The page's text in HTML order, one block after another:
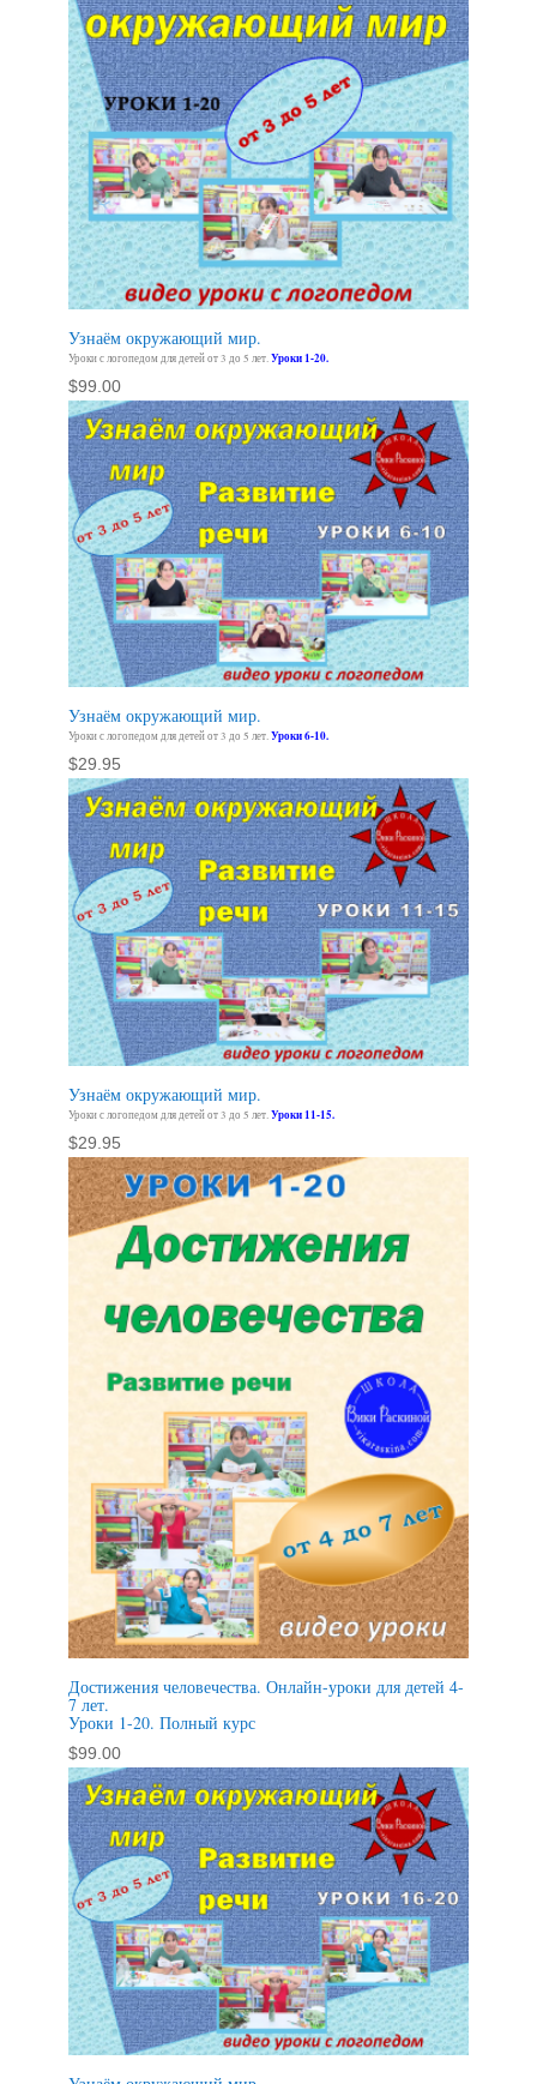
Узнаём окружающий мир.
Уроки с логопедом для детей от 3 до 5 лет.Уроки 1-20.
$99.00
Узнаём окружающий мир.
Уроки с логопедом для детей от 3 до 5 лет.Уроки 6-10.
$29.95
Узнаём окружающий мир.
Уроки с логопедом для детей от 3 до 5 лет.Уроки 11-15.
$29.95
Достижения человечества. Онлайн-уроки для детей 4-
7 лет.
Уроки 1-20. Полный курс
$99.00